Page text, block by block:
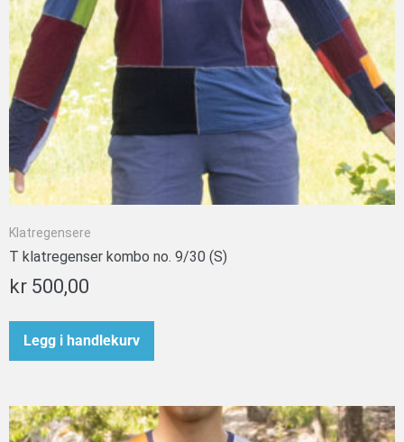
Klatregensere
T klatregenser kombo no. 9/30 (S)
kr 500,00
Legg i handlekurv